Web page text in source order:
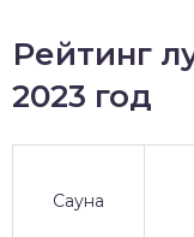
Рейтинг
2023 год
Сауна